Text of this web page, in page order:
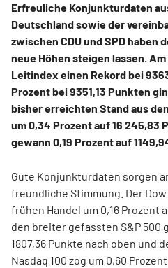
Erfreuliche Konjunkturdaten
Deutschland sowie der
zwischen CDU und SPD haben
neue Höhen steigen lassen.
Leitindex einen Rekord bei
Prozent bei 9351,13 Punkten
bisher erreichten Stand aus
um 0,34 Prozent auf 16 245,83
gewann 0,19 Prozent auf
Gute Konjunkturdaten sorgen
freundliche Stimmung. Der
frühen Handel um 0,16 Prozent
den breiter gefassten S&P 500
1807,36 Punkte nach oben und
Nasdaq 100 zog um 0,60